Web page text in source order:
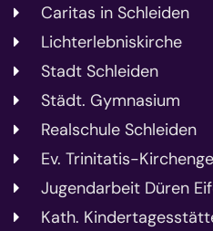
Caritas in Schleiden
Lichterlebniskirche
Stadt Schleiden
Städt. Gymnasium
Realschule Schleiden
Ev. Trinitatis-
Jugendarbeit Düren
Kath.